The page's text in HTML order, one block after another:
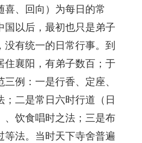
喜、回向）为每日的常
国以后，最初也只是弟子
没有统一的日常行事。到
住襄阳，有弟子数百；于
例：一是行香、定座、
；二是常日六时行道（日
、饮食唱时之法；三是布
等法。当时天下寺舍普遍